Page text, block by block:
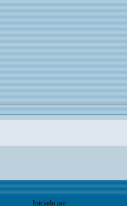
Iniciado por